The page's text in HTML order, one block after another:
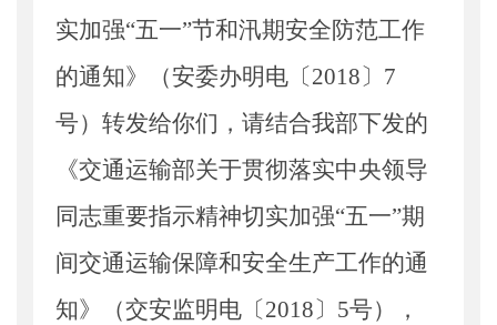
实加强“五一”节和汛期安全防范工作
的通知》（安委办明电〔2018〕 7
号）转发给你们，请结合我部下发的
《交通运输部关于贯彻落实中央领导
同志重要指示精神切实加强“五一”期
间交通运输保障和安全生产工作的通
知》（交安监明电〔2018〕 5号），